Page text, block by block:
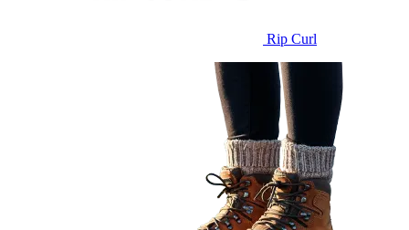
Rip Curl